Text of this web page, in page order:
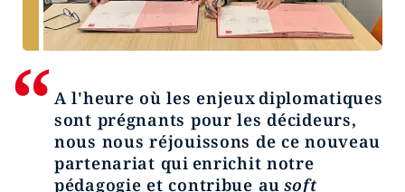
A l'heure où les enjeux diplomatiques
sont prégnants pour les décideurs,
nous nous réjouissons de ce nouveau
partenariat qui enrichit notre
pédagogie et contribue au soft